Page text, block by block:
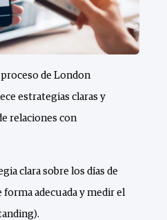
proceso de London
estrategias claras y
relaciones con
clara sobre los días de
adecuada y medir el